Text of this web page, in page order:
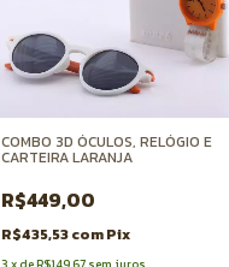
COMBO 3D ÓCULOS, RELÓGIO E
CARTEIRA LARANJA
R$449,00
R$435,53comPix